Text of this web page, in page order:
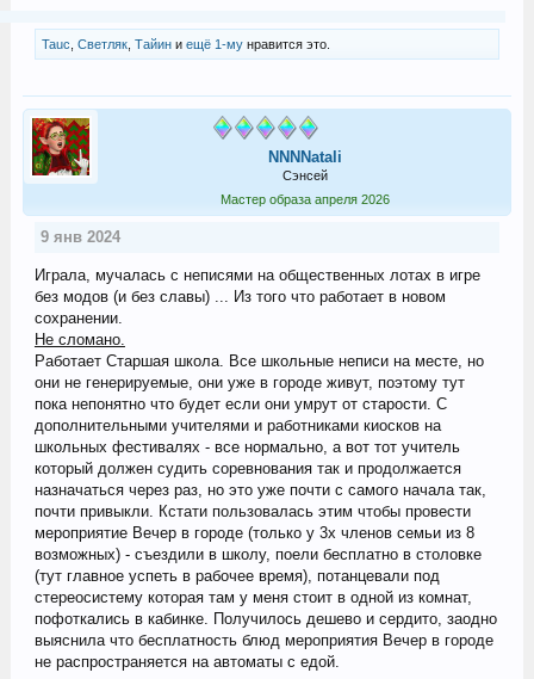
Tauc Светляк, Тайини ещё 1-мунравится это.
NNNNatali
Сэнсей
Мастер образа апреля 2026
9 янв 2024
Играла, мучалась с неписями на общественных лотах в игре
без модов (и без славы) ... Из того что работает в новом
сохранении.
Не сломано.
Работает Старшая школа. Все школьные неписи на месте, но
они не генерируемые, они уже в городе живут, поэтому тут
пока непонятно что будет если они умрут от старости. С
дополнительными учителями и работниками киосков на
школьных фестивалях - все нормально, а вот тот учитель
который должен судить соревнования так и продолжается
назначаться через раз, но это уже почти с самого начала так,
почти привыкли. Кстати пользовалась этим чтобы провести
мероприятие Вечер в городе (только у 3х членов семьи из 8
возможных) - съездили в школу, поели бесплатно в столовке
(тут главное успеть в рабочее время), потанцевали под
стереосистему которая там у меня стоит в одной из комнат,
пофоткались в кабинке. Получилось дешево и сердито, заодно
выяснила что бесплатность блюд мероприятия Вечер в городе
не распространяется на автоматы с едой.